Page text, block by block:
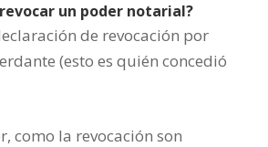
un poder notarial?
de revocación por
(esto es quién concedió
como la revocación son